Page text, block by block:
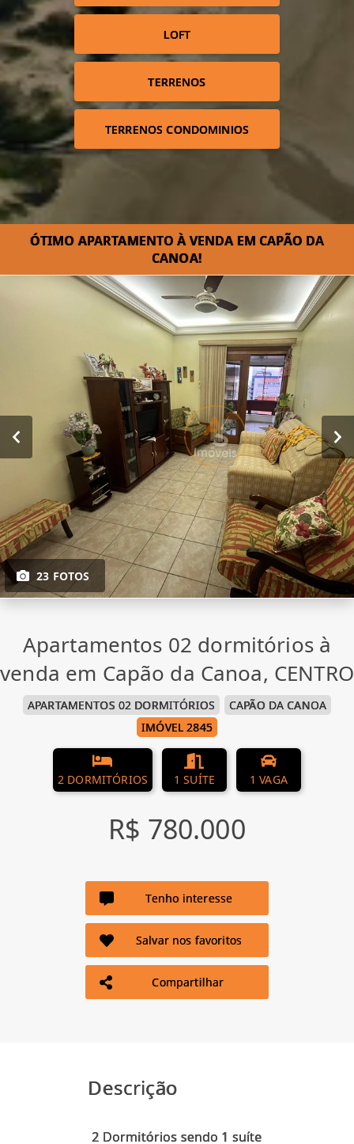
LOFT
TERRENOS
TERRENOS CONDOMINIOS
ÓTIMO APARTAMENTO À VENDA EM CAPÃO DA
CANOA!⁣
23 FOTOS
Apartamentos 02 dormitórios à
venda em Capão da Canoa, CENTRO
APARTAMENTOS 02 DORMITÓRIOS
CAPÃO DA CANOA
IMÓVEL 2845
2 DORMITÓRIOS 1 SUÍTE 1 VAGA
R$ 780.000
Tenho interesse
Salvar nos favoritos
Compartilhar
Descrição
2 Dormitórios sendo 1 suíte